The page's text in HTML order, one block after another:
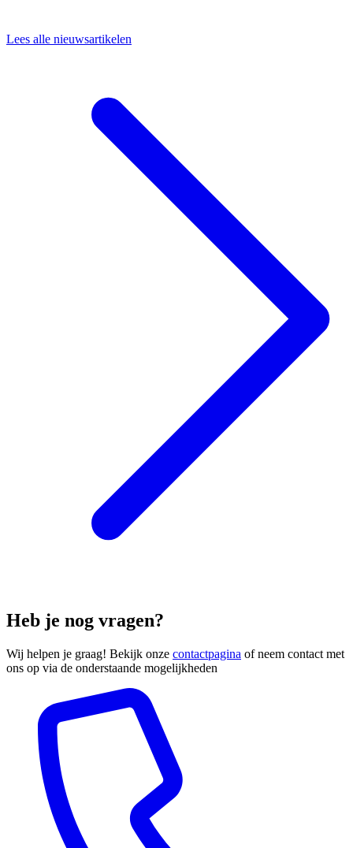
Lees alle nieuwsartikelen
Heb je nog vragen?
Wij helpen je graag! Bekijk onze contactpagina of neem contact met
ons op via de onderstaande mogelijkheden